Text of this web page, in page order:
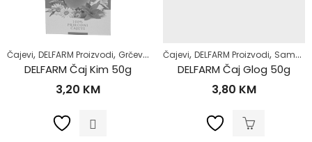
,Superhrana,Zdrav život
Čajevi, DELFARM Proizvodi, Grčevi kod beba , Majke i djeca,Zdrav život
DELFARM Čaj Kim 50g
3,20 KM
Čajevi, DELFARM Proizvodi, Samoliječenje
DELFARM Čaj Glog 50g
3,80 KM